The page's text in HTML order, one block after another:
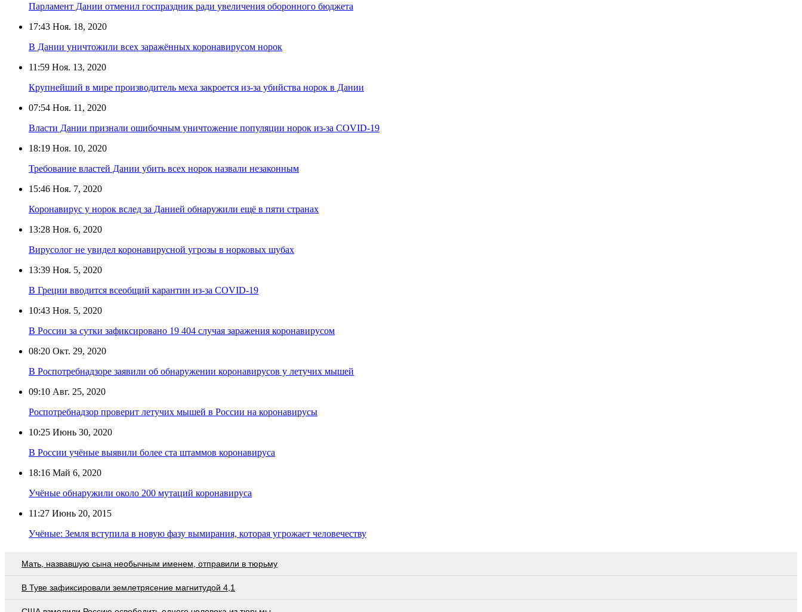
Парламент Дании отменил госпраздник ради увеличения оборонного бюджета
17:43 Ноя. 18, 2020
В Дании уничтожили всех заражённых коронавирусом норок
11:59 Ноя. 13, 2020
Крупнейший в мире производитель меха закроется из-за убийства норок в Дании
07:54 Ноя. 11, 2020
Власти Дании признали ошибочным уничтожение популяции норок из-за COVID-19
18:19 Ноя. 10, 2020
Требование властей Дании убить всех норок назвали незаконным
15:46 Ноя. 7, 2020
Коронавирус у норок вслед за Данией обнаружили ещё в пяти странах
13:28 Ноя. 6, 2020
Вирусолог не увидел коронавирусной угрозы в норковых шубах
13:39 Ноя. 5, 2020
В Греции вводится всеобщий карантин из-за COVID-19
10:43 Ноя. 5, 2020
В России за сутки зафиксировано 19 404 случая заражения коронавирусом
08:20 Окт. 29, 2020
В Роспотребнадзоре заявили об обнаружении коронавирусов у летучих мышей
09:10 Авг. 25, 2020
Роспотребнадзор проверит летучих мышей в России на коронавирусы
10:25 Июнь 30, 2020
В России учёные выявили более ста штаммов коронавируса
18:16 Май 6, 2020
Учёные обнаружили около 200 мутаций коронавируса
11:27 Июнь 20, 2015
Учёные: Земля вступила в новую фазу вымирания, которая угрожает человечеству
Мать, назвавшую сына необычным именем, отправили в тюрьму
В Туве зафиксировали землетрясение магнитудой 4,1